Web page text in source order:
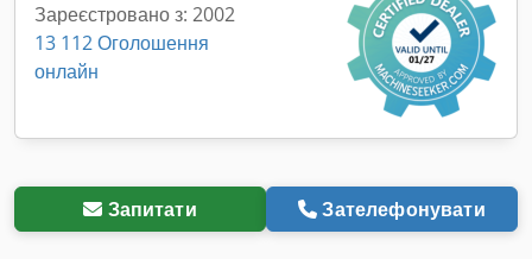
Зареєстровано з: 2002
13 112 Оголошення
онлайн
Запитати Зателефонувати